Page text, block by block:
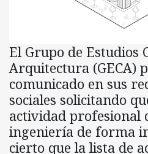
El Grupo de Estudios
Arquitectura (GECA)
comunicado en sus
sociales solicitando
actividad profesional
ingeniería de forma
cierto que la lista de